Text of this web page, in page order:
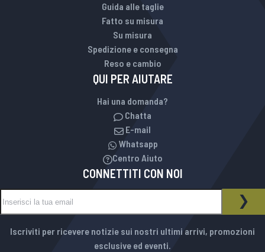
Guida alle taglie
Fatto su misura
Su misura
Spedizione e consegna
Reso e cambio
QUI PER AIUTARE
Hai una domanda?
Chatta
E-mail
Whatsapp
Centro Aiuto
CONNETTITI CON NOI
NEWSLETTER
Iscriviti per ricevere notizie sui nostri ultimi arrivi, promozioni
esclusive ed eventi.